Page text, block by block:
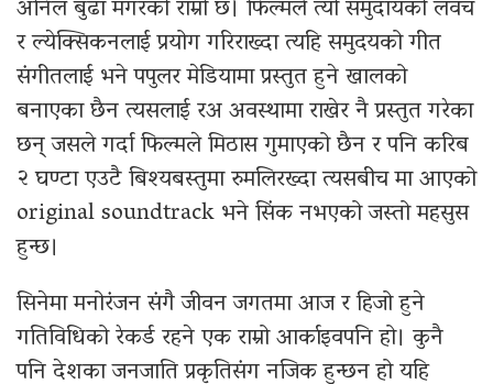
अनिल बुढा मगरको राम्रो छ। फिल्मले त्यो समुदायको लवच
र ल्येक्सिकनलाई प्रयोग गरिराख्दा त्यहि समुदयको गीत
संगीतलाई भने पपुलर मेडियामा प्रस्तुत हुने खालको
बनाएका छैन त्यसलाई रअ अवस्थामा राखेर नै प्रस्तुत गरेका
छन् जसले गर्दा फिल्मले मिठास गुमाएको छैन र पनि करिब
२ घण्टा एउटै बिश्यबस्तुमा रुमलिरख्दा त्यसबीच मा आएको
original soundtrack भने सिंक नभएको जस्तो महसुस
हुन्छ।
सिनेमा मनोरंजन संगै जीवन जगतमा आज र हिजो हुने
गतिविधिको रेकर्ड रहने एक राम्रो आर्काइवपनि हो। कुनै
पनि देशका जनजाति प्रकृतिसंग नजिक हुन्छन हो यहि